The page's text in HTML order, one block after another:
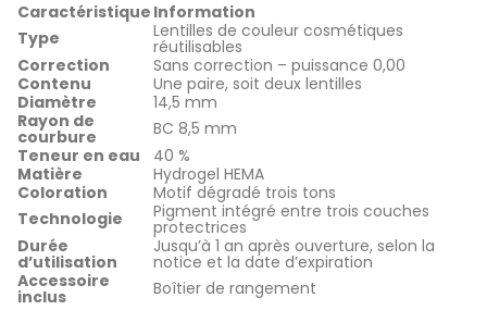
Caractéristique Information
Type
Lentilles de couleur cosmétiques
réutilisables
Correction
Sans correction – puissance 0,00
Contenu
Une paire, soit deux lentilles
Diamètre
14,5 mm
Rayon de
courbure
BC 8,5 mm
Teneur en eau
40 %
Matière
Hydrogel HEMA
Coloration
Motif dégradé trois tons
Technologie
Pigment intégré entre trois couches
protectrices
Durée
d’utilisation
Jusqu’à 1 an après ouverture, selon la
notice et la date d’expiration
Accessoire
inclus Boîtier de rangement